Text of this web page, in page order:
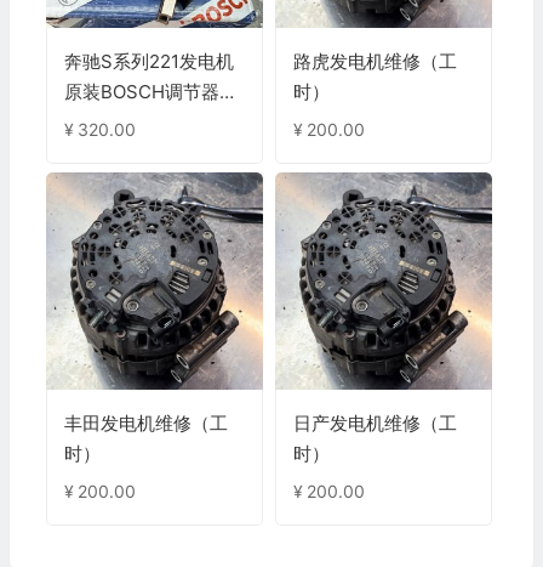
奔驰S系列221发电机
原装BOSCH调节器
（F00M 346 081）
¥ 320.00
路虎发电机维修（工
时）
¥ 200.00
丰田发电机维修（工
时）
¥ 200.00
日产发电机维修（工
时）
¥ 200.00